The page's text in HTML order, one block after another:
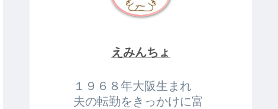
えみんちょ
１９６８年大阪生まれ
夫の転勤をきっかけに富